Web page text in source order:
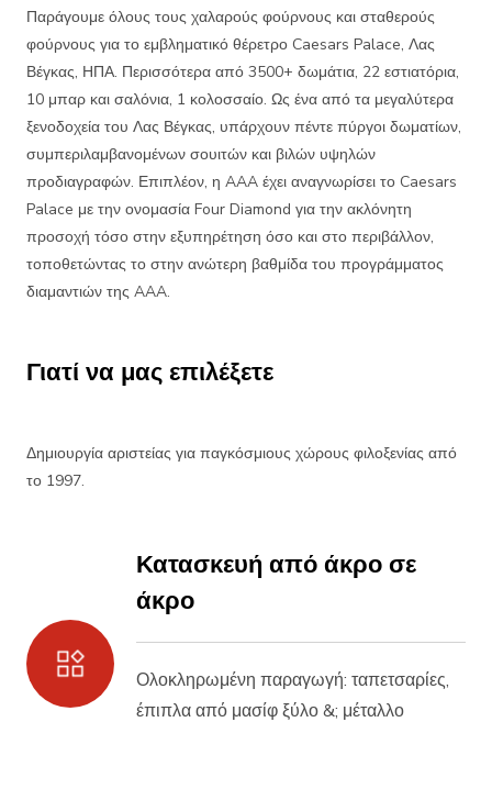
Παράγουμε όλους τους χαλαρούς φούρνους και σταθερούς
φούρνους για το εμβληματικό θέρετρο Caesars Palace, Λας
Βέγκας, ΗΠΑ. Περισσότερα από 3500+ δωμάτια, 22 εστιατόρια,
10 μπαρ και σαλόνια, 1 κολοσσαίο. Ως ένα από τα μεγαλύτερα
ξενοδοχεία του Λας Βέγκας, υπάρχουν πέντε πύργοι δωματίων,
συμπεριλαμβανομένων σουιτών και βιλών υψηλών
προδιαγραφών. Επιπλέον, η AAA έχει αναγνωρίσει το Caesars
Palace με την ονομασία Four Diamond για την ακλόνητη
προσοχή τόσο στην εξυπηρέτηση όσο και στο περιβάλλον,
τοποθετώντας το στην ανώτερη βαθμίδα του προγράμματος
διαμαντιών της AAA.
Γιατί να μας επιλέξετε
Δημιουργία αριστείας για παγκόσμιους χώρους φιλοξενίας από
το 1997.
Κατασκευή από άκρο σε
άκρο
Ολοκληρωμένη παραγωγή: ταπετσαρίες,
έπιπλα από μασίφ ξύλο &; μέταλλο